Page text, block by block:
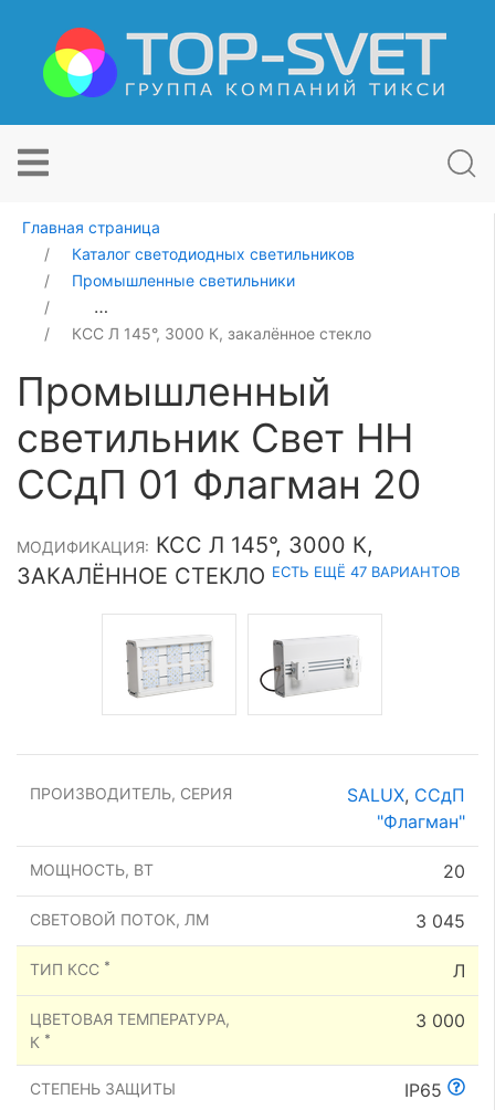
Главная страница
Каталог светодиодных светильников
Промышленные светильники
Промышленный светильник Свет НН ССдП 01
КСС Л 145°, 3000 К, закалённое стекло
Промышленный
светильник Свет НН
ССдП 01 Флагман 20
МОДИФИКАЦИЯ: КСС Л 145°, 3000 К,
ЗАКАЛЁННОЕ СТЕКЛО ЕСТЬ ЕЩЁ 47 ВАРИАНТОВ
ПРОИЗВОДИТЕЛЬ, СЕРИЯ SALUX, ССдП
"Флагман"
МОЩНОСТЬ, ВТ 20
СВЕТОВОЙ ПОТОК, ЛМ 3 045
ТИП КСС * Л
ЦВЕТОВАЯ ТЕМПЕРАТУРА,
К *
3 000
СТЕПЕНЬ ЗАЩИТЫ IP65